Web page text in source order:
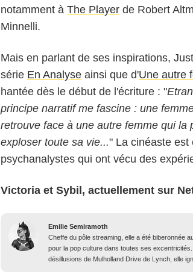
notamment à The Player de Robert
Minnelli.
Mais en parlant de ses inspirations,
série En Analyse ainsi que d'Une autre
hantée dès le début de l'écriture : "
principe narratif me fascine : une
retrouve face à une autre femme qui
exploser toute sa vie..." La cinéaste est
psychanalystes qui ont vécu des
Victoria et Sybil, actuellement sur
Emilie Semiramoth
Cheffe du pôle streaming, elle a été biberonnée
pour la pop culture dans toutes ses
désillusions de Mulholland Drive de Lynch, elle